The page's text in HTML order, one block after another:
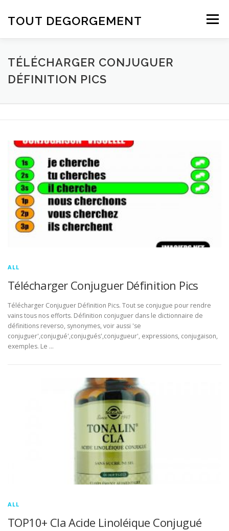
TOUT DEGORGEMENT Menu
TÉLÉCHARGER CONJUGUER
DÉFINITION PICS
ALL
Télécharger Conjuguer Définition Pics
Télécharger Conjuguer Définition Pics. Tout se conjugue pour rendre
vains tous nos efforts. Définition conjuguer dans le dictionnaire de
définitions reverso, synonymes, voir aussi 'se
conjuguer',conjugué',conjugués',conjugueur', expressions, conjugaison,
exemples. Le …
ALL
TOP10+ Cla Acide Linoléique Conjugué